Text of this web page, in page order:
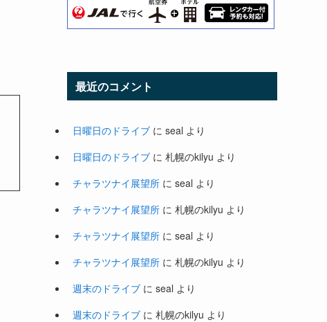
最近のコメント
日曜日のドライブ に seal より
日曜日のドライブ に 札幌のkilyu より
チャラツナイ展望所 に seal より
チャラツナイ展望所 に 札幌のkilyu より
チャラツナイ展望所 に seal より
チャラツナイ展望所 に 札幌のkilyu より
週末のドライブ に seal より
週末のドライブ に 札幌のkilyu より